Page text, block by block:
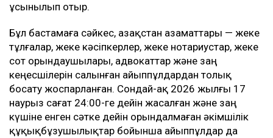
ұсынылып отыр.
Бұл бастамаға сәйкес, Қазақстан азаматтары — жеке
тұлғалар, жеке кәсіпкерлер, жеке нотариустар, жеке
сот орындаушылары, адвокаттар және заң
кеңесшілерін салынған айыппұлдардан толық
босату жоспарланған. Сондай-ақ 2026 жылғы 17
наурыз сағат 24:00-ге дейін жасалған және заң
күшіне енген сәтке дейін орындалмаған әкімшілік
құқықбұзушылықтар бойынша айыппұлдар да